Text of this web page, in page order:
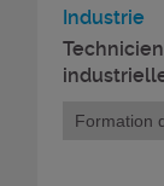
Industrie
Formation